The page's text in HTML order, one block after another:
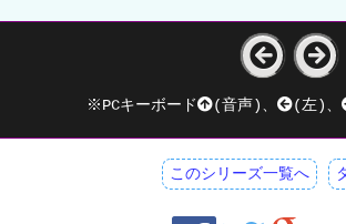
※PCキーボード (音声)、 (左)、
このシリーズ一覧へ